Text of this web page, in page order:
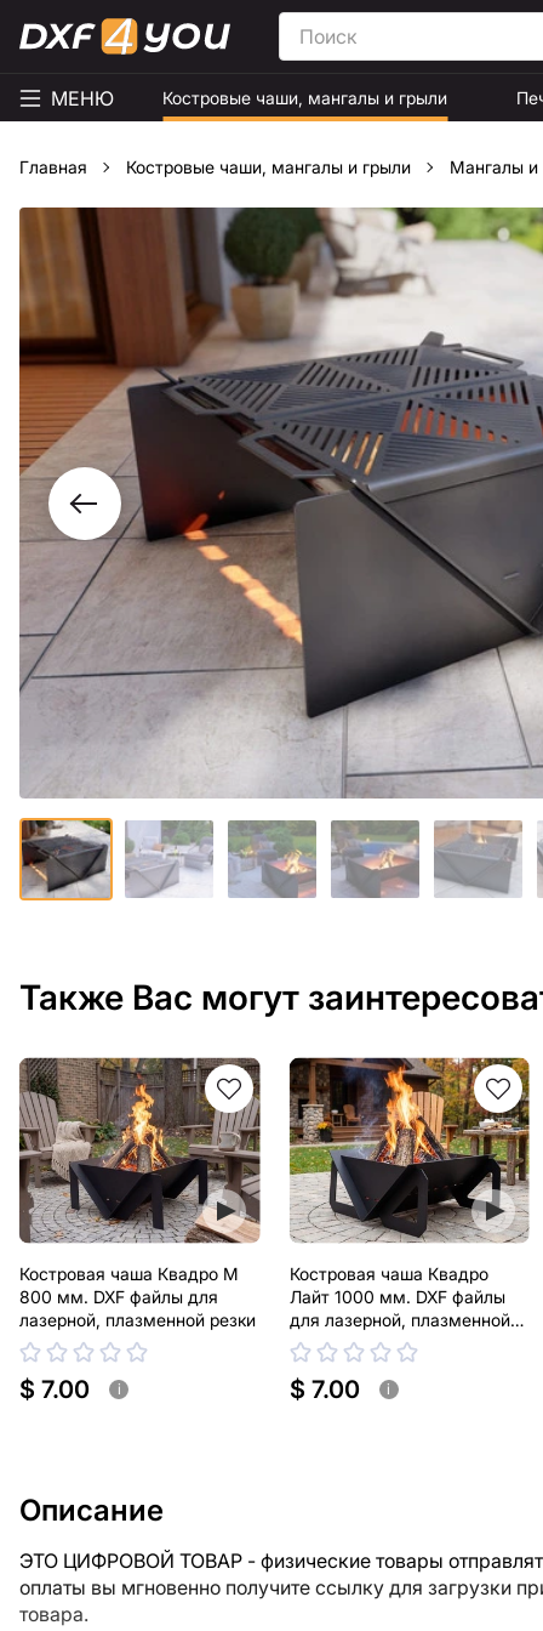
МЕНЮ Костровые чаши, мангалы и грыли
Главная Костровые чаши, мангалы и грыли Мангалы и
Также Вас могут
Костровая чаша Квадро М
800 мм. DXF файлы для
лазерной, плазменной резки
$ 7.00 i
Костровая чаша Квадро
Лайт 1000 мм. DXF файлы
для лазерной, плазменной
резки
$ 7.00 i
Описание
ЭТО ЦИФРОВОЙ ТОВАР - физические товары
оплаты вы мгновенно получите ссылку для загрузки
товара.